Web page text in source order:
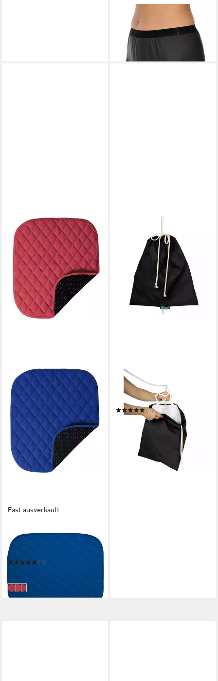
SUPRIMA
Slip Suprima PU Inkontinenz
Slip anthrazit
ab 37,25 €
in 8-10 Werktagen bei dir
Fast ausverkauft
Inkontinenz-Sitzauflage
Suprima Sitzauflage mit
Anti-Rutsch Noppen
(1)
rotblauschwarz
SUPRIMA
Urinal Suprima
Katheterbeutel-Hülle
(1)
in 8-10 Werktagen bei dir